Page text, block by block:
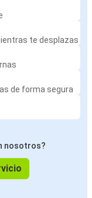
te desplazas
de forma segura
nosotros?